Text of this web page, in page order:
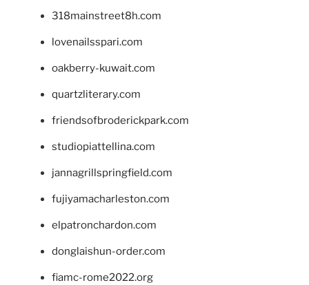
318mainstreet8h.com
lovenailsspari.com
oakberry-kuwait.com
quartzliterary.com
friendsofbroderickpark.com
studiopiattellina.com
jannagrillspringfield.com
fujiyamacharleston.com
elpatronchardon.com
donglaishun-order.com
fiamc-rome2022.org